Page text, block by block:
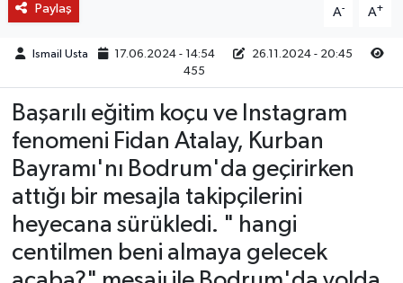
Paylaş A- A+
Ismail Usta 17.06.2024 - 14:54
26.11.2024 - 20:45
455
Başarılı eğitim koçu ve Instagram
fenomeni Fidan Atalay, Kurban
Bayramı'nı Bodrum'da geçirirken
attığı bir mesajla takipçilerini
heyecana sürükledi. " hangi
centilmen beni almaya gelecek